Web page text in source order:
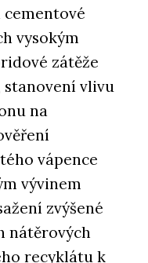
vysokým
zátěže
vlivu
na
vápence
vývinem
zvýšené
nátěrových
recyklátu k